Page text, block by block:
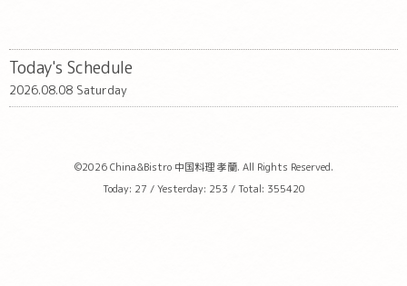
Today's Schedule
2026.08.08 Saturday
©2026China&Bistro 中国料理 孝蘭. All Rights Reserved.
Today: 27 / Yesterday: 253 / Total: 355420